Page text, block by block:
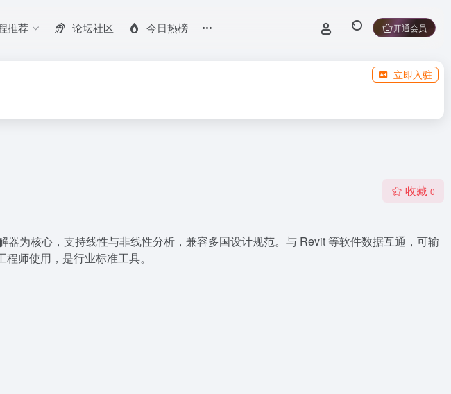
推荐 论坛社区 今日热榜 开通会员
立即入驻
收藏 0
为核心，支持线性与非线性分析，兼容多国设计规范。与 Revit 等软件数据互通，可输
师使用，是行业标准工具。